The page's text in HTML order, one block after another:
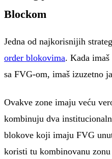
Blockom
Jedna od najkorisnijih
order blokovima. Kada
sa FVG-om, imaš izuzetno
Ovakve zone imaju veću
kombinuju dva
blokove koji imaju FVG
koristi tu kombinovanu zonu